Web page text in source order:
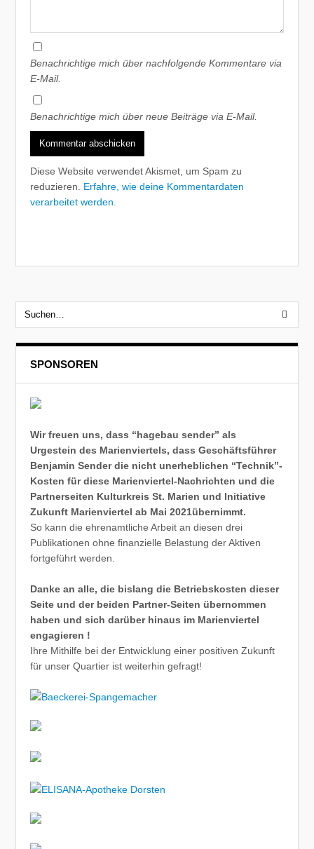
Benachrichtige mich über nachfolgende Kommentare via
E-Mail.
Benachrichtige mich über neue Beiträge via E-Mail.
Diese Website verwendet Akismet, um Spam zu
reduzieren. Erfahre, wie deine Kommentardaten
verarbeitet werden.
SPONSOREN
Wir freuen uns, dass “hagebau sender” als
Urgestein des Marienviertels, dass Geschäftsführer
Benjamin Sender die nicht unerheblichen “Technik”-
Kosten für diese Marienviertel-Nachrichten und die
Partnerseiten Kulturkreis St. Marien und Initiative
Zukunft Marienviertel ab Mai 2021übernimmt.
So kann die ehrenamtliche Arbeit an diesen drei
Publikationen ohne finanzielle Belastung der Aktiven
fortgeführt werden.
Danke an alle, die bislang die Betriebskosten dieser
Seite und der beiden Partner-Seiten übernommen
haben und sich darüber hinaus im Marienviertel
engagieren !
Ihre Mithilfe bei der Entwicklung einer positiven Zukunft
für unser Quartier ist weiterhin gefragt!